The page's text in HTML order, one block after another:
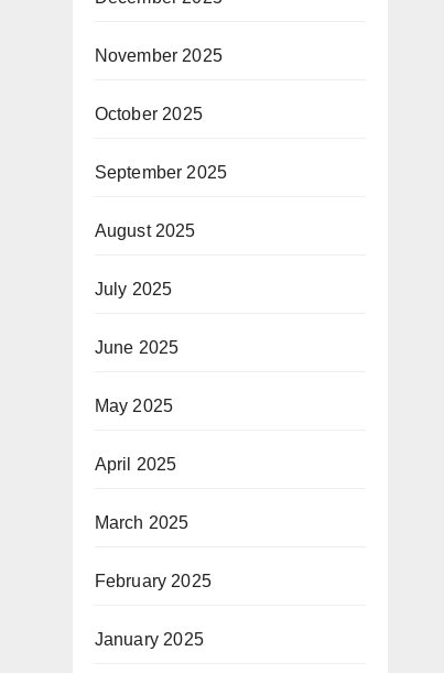
November 2025
October 2025
September 2025
August 2025
July 2025
June 2025
May 2025
April 2025
March 2025
February 2025
January 2025